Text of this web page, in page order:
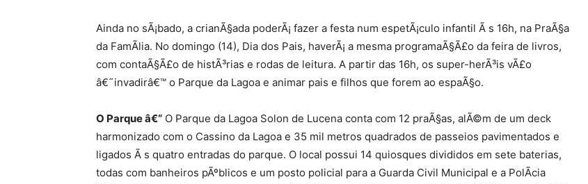
Ainda no sÃ¡bado, a crianÃ§ada poderÃ¡ fazer a festa num espetÃ¡culo infantil Ã s 16h, na PraÃ§a
da FamÃ­lia. No domingo (14), Dia dos Pais, haverÃ¡ a mesma programaÃ§Ã£o da feira de livros,
com contaÃ§Ã£o de histÃ³rias e rodas de leitura. A partir das 16h, os super-herÃ³is vÃ£o
â€˜invadirâ€™ o Parque da Lagoa e animar pais e filhos que forem ao espaÃ§o.
O Parque â€“ O Parque da Lagoa Solon de Lucena conta com 12 praÃ§as, alÃ©m de um deck
harmonizado com o Cassino da Lagoa e 35 mil metros quadrados de passeios pavimentados e
ligados Ã s quatro entradas do parque. O local possui 14 quiosques divididos em sete baterias,
todas com banheiros pÃºblicos e um posto policial para a Guarda Civil Municipal e a PolÃ­cia